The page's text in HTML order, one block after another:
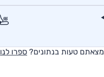
מצאתם טעות בנתונים? ספרו לנו